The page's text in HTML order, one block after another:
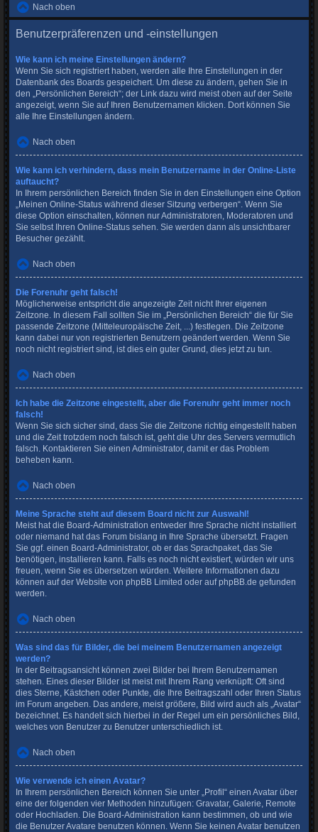
Nach oben
Benutzerpräferenzen und -einstellungen
Wie kann ich meine Einstellungen ändern?
Wenn Sie sich registriert haben, werden alle Ihre Einstellungen in der
Datenbank des Boards gespeichert. Um diese zu ändern, gehen Sie in
den „Persönlichen Bereich“; der Link dazu wird meist oben auf der Seite
angezeigt, wenn Sie auf Ihren Benutzernamen klicken. Dort können Sie
alle Ihre Einstellungen ändern.
Nach oben
Wie kann ich verhindern, dass mein Benutzername in der Online-Liste
auftaucht?
In Ihrem persönlichen Bereich finden Sie in den Einstellungen eine Option
„Meinen Online-Status während dieser Sitzung verbergen“. Wenn Sie
diese Option einschalten, können nur Administratoren, Moderatoren und
Sie selbst Ihren Online-Status sehen. Sie werden dann als unsichtbarer
Besucher gezählt.
Nach oben
Die Forenuhr geht falsch!
Möglicherweise entspricht die angezeigte Zeit nicht Ihrer eigenen
Zeitzone. In diesem Fall sollten Sie im „Persönlichen Bereich“ die für Sie
passende Zeitzone (Mitteleuropäische Zeit, ...) festlegen. Die Zeitzone
kann dabei nur von registrierten Benutzern geändert werden. Wenn Sie
noch nicht registriert sind, ist dies ein guter Grund, dies jetzt zu tun.
Nach oben
Ich habe die Zeitzone eingestellt, aber die Forenuhr geht immer noch
falsch!
Wenn Sie sich sicher sind, dass Sie die Zeitzone richtig eingestellt haben
und die Zeit trotzdem noch falsch ist, geht die Uhr des Servers vermutlich
falsch. Kontaktieren Sie einen Administrator, damit er das Problem
beheben kann.
Nach oben
Meine Sprache steht auf diesem Board nicht zur Auswahl!
Meist hat die Board-Administration entweder Ihre Sprache nicht installiert
oder niemand hat das Forum bislang in Ihre Sprache übersetzt. Fragen
Sie ggf. einen Board-Administrator, ob er das Sprachpaket, das Sie
benötigen, installieren kann. Falls es noch nicht existiert, würden wir uns
freuen, wenn Sie es übersetzen würden. Weitere Informationen dazu
können auf der Website von phpBB Limited oder aufphpBB.de gefunden
werden.
Nach oben
Was sind das für Bilder, die bei meinem Benutzernamen angezeigt
werden?
In der Beitragsansicht können zwei Bilder bei Ihrem Benutzernamen
stehen. Eines dieser Bilder ist meist mit Ihrem Rang verknüpft: Oft sind
dies Sterne, Kästchen oder Punkte, die Ihre Beitragszahl oder Ihren Status
im Forum angeben. Das andere, meist größere, Bild wird auch als „Avatar“
bezeichnet. Es handelt sich hierbei in der Regel um ein persönliches Bild,
welches von Benutzer zu Benutzer unterschiedlich ist.
Nach oben
Wie verwende ich einen Avatar?
In Ihrem persönlichen Bereich können Sie unter „Profil“ einen Avatar über
eine der folgenden vier Methoden hinzufügen: Gravatar, Galerie, Remote
oder Hochladen. Die Board-Administration kann bestimmen, ob und wie
die Benutzer Avatare benutzen können. Wenn Sie keinen Avatar benutzen